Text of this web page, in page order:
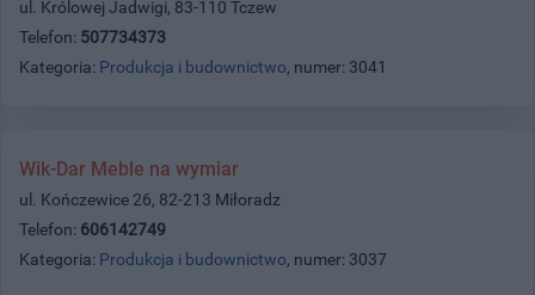
ul. Królowej Jadwigi, 83-110 Tczew
Telefon: 507734373
Kategoria: Produkcja i budownictwo, numer: 3041
Wik-Dar Meble na wymiar
ul. Kończewice 26, 82-213 Miłoradz
Telefon: 606142749
Kategoria: Produkcja i budownictwo, numer: 3037